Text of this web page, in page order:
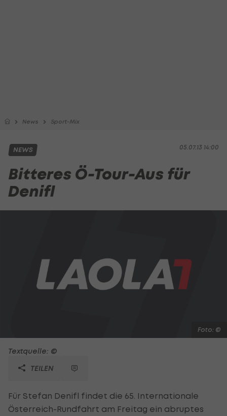
News Sport-Mix
05.07.13 14:00
NEWS
Bitteres Ö-Tour-Aus für
Denifl
Foto: ©
Textquelle: ©
TEILEN
Für Stefan Denifl findet die 65. Internationale
Österreich-Rundfahrt am Freitag ein abruptes